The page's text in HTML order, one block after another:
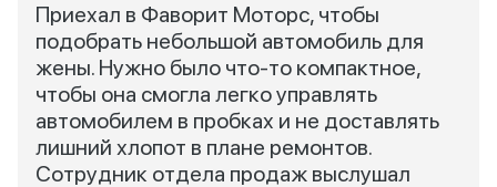
Приехал в Фаворит Моторс, чтобы
подобрать небольшой автомобиль для
жены. Нужно было что-то компактное,
чтобы она смогла легко управлять
автомобилем в пробках и не доставлять
лишний хлопот в плане ремонтов.
Сотрудник отдела продаж выслушал